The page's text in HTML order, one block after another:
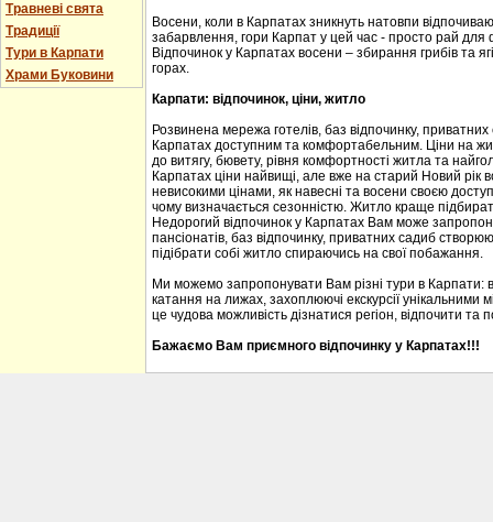
Травневі свята
Традиції
Тури в Карпати
Храми Буковини
Восени, коли в Карпатах зникнуть натовпи
забарвлення, гори Карпат у цей час - просто рай
Відпочинок у Карпатах восени – збирання грибів та
горах.
Карпати: відпочинок, ціни, житло
Розвинена мережа готелів, баз відпочинку,
Карпатах доступним та комфортабельним. Ціни на
до витягу, бювету, рівня комфортності житла та
Карпатах ціни найвищі, але вже на старий Новий рік
невисокими цінами, як навесні та восени своєю
чому визначається сезонністю. Житло краще
Недорогий відпочинок у Карпатах Вам може
пансіонатів, баз відпочинку, приватних садиб
підібрати собі житло спираючись на свої побажання.
Ми можемо запропонувати Вам різні тури в Карпати:
катання на лижах, захоплюючі екскурсії
це чудова можливість дізнатися регіон, відпочити та
Бажаємо Вам приємного відпочинку у Карпатах!!!